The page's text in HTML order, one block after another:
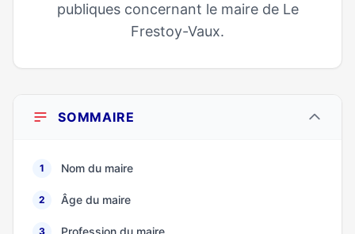
publiques concernant le maire de Le
Frestoy-Vaux.
SOMMAIRE
1 Nom du maire
2 Âge du maire
3 Profession du maire